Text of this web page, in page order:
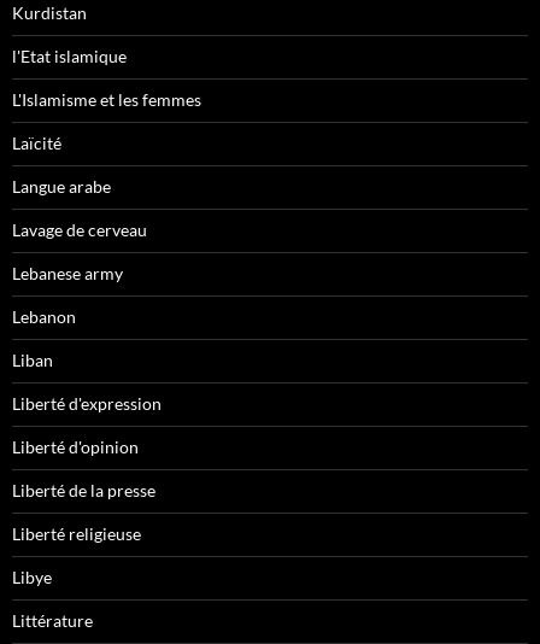
Kurdistan
l'Etat islamique
L'Islamisme et les femmes
Laïcité
Langue arabe
Lavage de cerveau
Lebanese army
Lebanon
Liban
Liberté d'expression
Liberté d'opinion
Liberté de la presse
Liberté religieuse
Libye
Littérature